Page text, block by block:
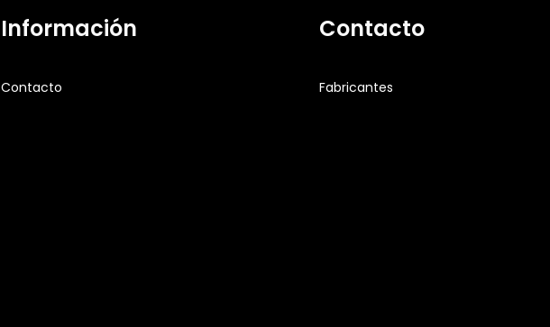
Información
Contacto
Contacto
Fabricantes